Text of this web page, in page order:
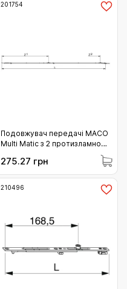
201754
Подовжувач передачі МАСО
Multi Matic з 2 протизламною
(201754)
275.27 грн
210496